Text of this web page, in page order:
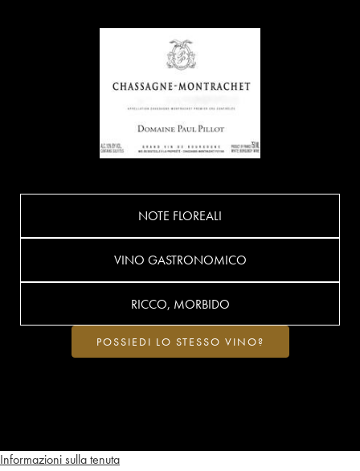
Informazioni sulla tenuta
NOTE FLOREALI
VINO GASTRONOMICO
RICCO, MORBIDO
POSSIEDI LO STESSO VINO?